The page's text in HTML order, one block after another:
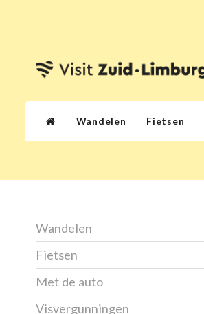
Wandelen Fietsen
Wandelen
Fietsen
Met de auto
Visvergunningen